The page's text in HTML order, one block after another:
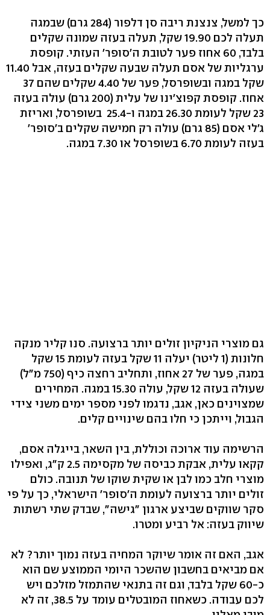
כך למשל, צנצנת ריבה סן דלפור (‭284‬ גרם)‬ שבמגה
תעלה לכם ‭19.90‬ שקל, תעלה בעזה שמונה שקלים
בלבד, 60 אחוז פער לטובת ה'סופר' העזתי. קופסת
ערגליות של אסם תעלה שבעה שקלים בעזה, אבל 11.40
שקל במגה ו‬בשופרסל, פער של ‭4.40‬ שקלים שהם 37
אחוז. קופסת קפוצ'ינו של עלית (‭200‬ גרם) עולה בעזה
23 שקל לעומת ‭26.30‬ במגה ו-25.4 ‬ בשופרסל, ואריזת
ג'לי אסם (85 גרם) עולה רק חמישה שקלים ב'סופר'
בעזה לעומת ‭6.70‬ בשופרסל או ‭7.30‬ במגה.
גם מוצרי הניקיון זולים יותר ברצועה. סנו קליר מנקה
חלונות (‭1‬ ליטר) יעלה 11 שקל בעזה לעומת 15 שקל
במגה, פער של 27 אחוז, ותחליב רחצה כיף (‭750‬ מ"ל)
שעולה בעזה 12 שקל, עולה ‭15.30‬ במגה. המחירים
שמצוינים כאן, אגב, נדגמו לפני מספר ימים משני צידי
הגבול, וייתכן כי חלו בהם שינויים קלים.
הרשימה עוד ארוכה וכוללת, בין השאר, בייגלה אסם,
קקאו עלית, אבקת כביסה של מקסימה ‭2.5‬ ק"ג, ואפילו
מוצרי חלב כמו לבן או שקית שוקו של תנובה. כולם
זולים יותר ברצועה לעומת ה'סופר' הישראלי, כך על פי
סקר שווקים שביצע ארגון "גישה‭,"‬ שבדק שתי רשתות
שיווק בעזה: אל רביע ומטרו.
אגב, האם זה אומר שיוקר המחיה בעזה נמוך יותר? לא
אם מביאים בחשבון שהשכר היומי הממוצע שם הוא
כ-60 שקל בלבד, וגם זה בתנאי שהתמזל מזלכם ויש
לכם עבודה. כשאחוז המובטלים עומד על ‭,38.5‬ זה לא